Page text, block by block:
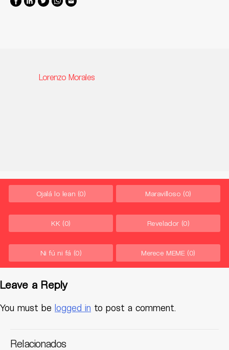
Lorenzo Morales
Ojalá lo lean (0) Maravilloso (0)
KK (0) Revelador (0)
Ni fú ni fá (0) Merece MEME (0)
Leave a Reply
You must be logged in to post a comment.
Relacionados